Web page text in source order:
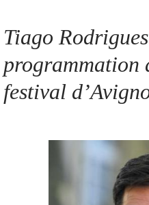
Agenda
Kiosque
Se connecter
Tiago
programmation
festival